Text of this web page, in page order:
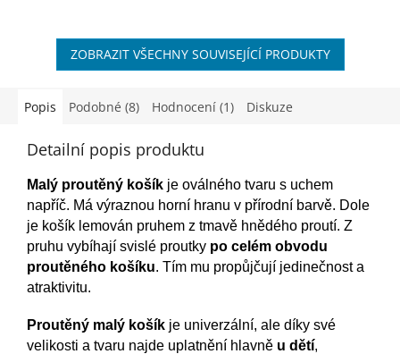
ZOBRAZIT VŠECHNY SOUVISEJÍCÍ PRODUKTY
Popis Podobné (8) Hodnocení (1) Diskuze
Detailní popis produktu
Malý proutěný košík je oválného tvaru s uchem
napříč. Má výraznou horní hranu v přírodní barvě. Dole
je košík lemován pruhem z tmavě hnědého proutí. Z
pruhu vybíhají svislé proutky po celém obvodu
proutěného košíku. Tím mu propůjčují jedinečnost a
atraktivitu.
Proutěný malý košík je univerzální, ale díky své
velikosti a tvaru najde uplatnění hlavně u dětí,